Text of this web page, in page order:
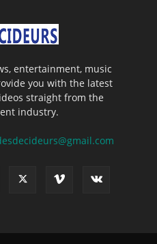
entertainment, music
you with the latest
straight from the
industry.